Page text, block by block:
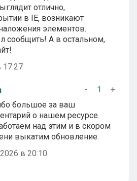
отлично,
в IE, возникают
элементов.
сообщить! А в остальном,
17:27
- 1
+
большое за ваш
о нашем ресурсе.
над этим и в скором
выкатим обновление.
в 20:10